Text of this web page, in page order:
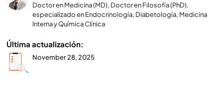
Doctor en Medicina (MD), Doctor en Filosofía (PhD),
especializado en Endocrinología, Diabetología, Medicina
Interna y Química Clínica
Última actualización:
November 28, 2025